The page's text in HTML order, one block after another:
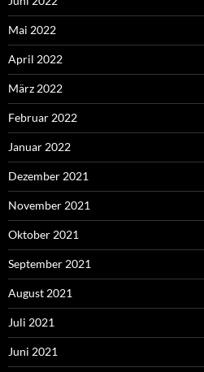
Mai 2022
April 2022
März 2022
Februar 2022
Januar 2022
Dezember 2021
November 2021
Oktober 2021
September 2021
August 2021
Juli 2021
Juni 2021